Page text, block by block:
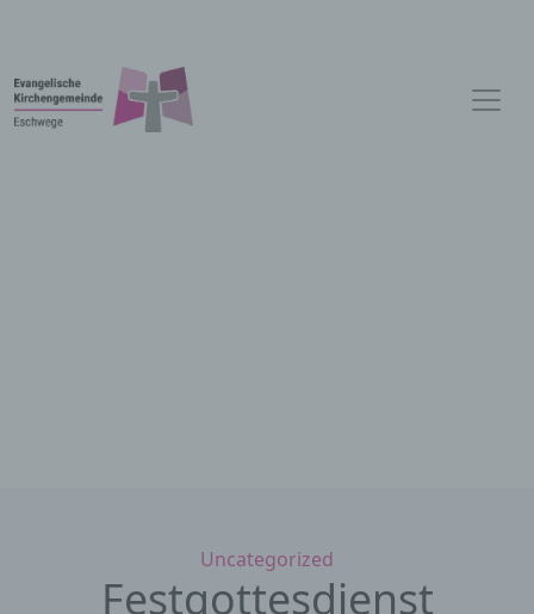
Kategorien
Uncategorized
Festgottesdienst